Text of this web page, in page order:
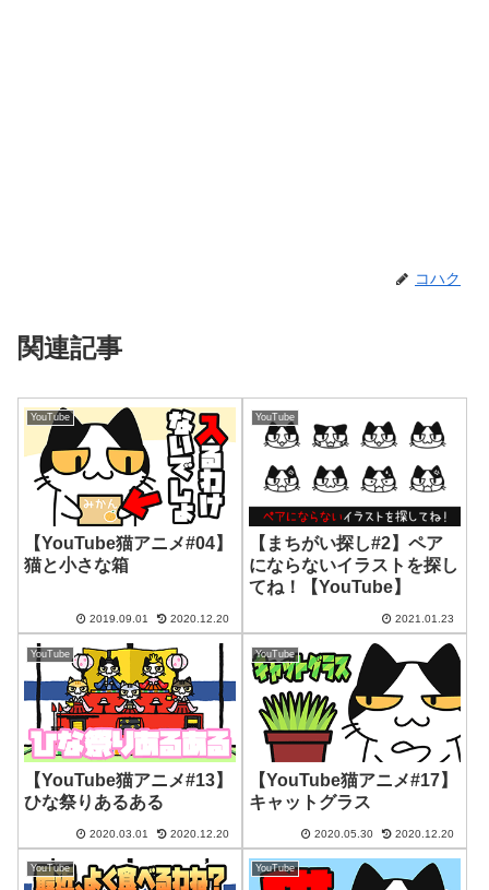
コハク
関連記事
YouTube
【YouTube猫アニメ#04】
猫と小さな箱
2019.09.01 2020.12.20
YouTube
【まちがい探し#2】ペア
にならないイラストを探し
てね！【YouTube】
2021.01.23
YouTube
【YouTube猫アニメ#13】
ひな祭りあるある
2020.03.01 2020.12.20
YouTube
【YouTube猫アニメ#17】
キャットグラス
2020.05.30 2020.12.20
YouTube YouTube